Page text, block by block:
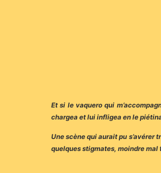
Et si le vaquero qui
chargea et lui infligea en le
Une scène qui aurait pu s’avérer
quelques stigmates, moindre mal